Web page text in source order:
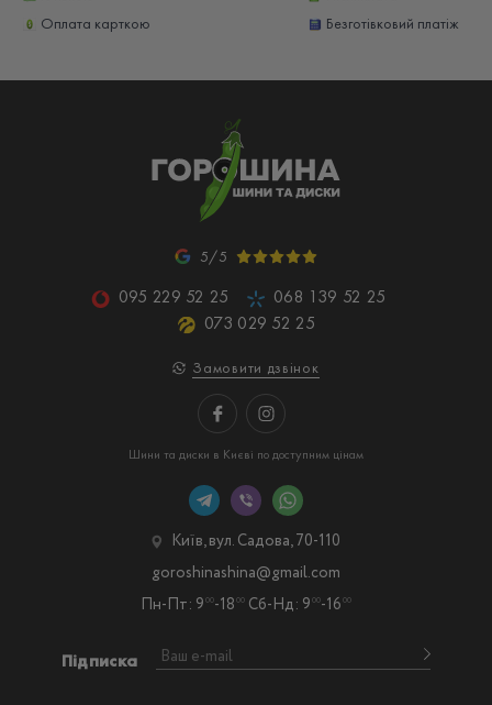
Оплата карткою
Безготівковий платіж
5/5
095 229 52 25
068 139 52 25
073 029 52 25
Замовити дзвінок
Шини та диски в Києві по доступним цінам
Підписка
Київ, вул. Садова, 70-110
Пн-Пт: 9 00-18 00 Сб-Нд: 9 00-16 00
goroshinashina@gmail.com